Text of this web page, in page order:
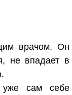
врачом. Он
не впадает в
уже сам себе